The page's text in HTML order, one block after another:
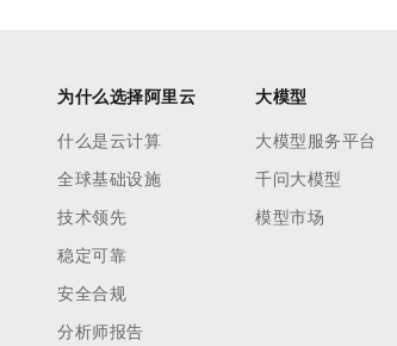
为什么选择阿里云
什么是云计算
全球基础设施
技术领先
稳定可靠
安全合规
分析师报告
大模型
大模型服务平台
千问大模型
模型市场